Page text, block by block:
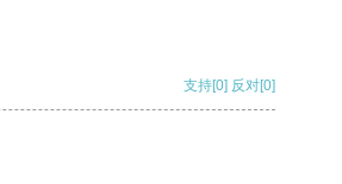
支持[0] 反对[0]